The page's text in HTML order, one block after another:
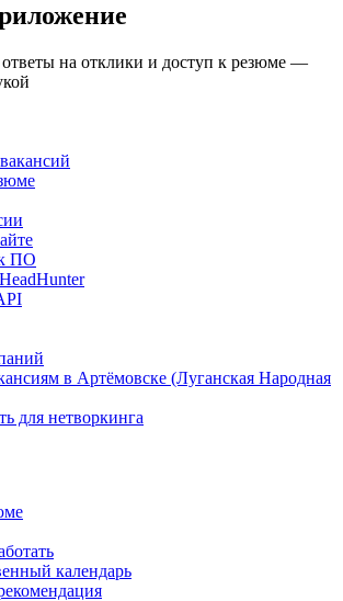
на отклики и доступ к резюме —
ПО
в Артёмовске (Луганская Народная
для нетворкинга
календарь